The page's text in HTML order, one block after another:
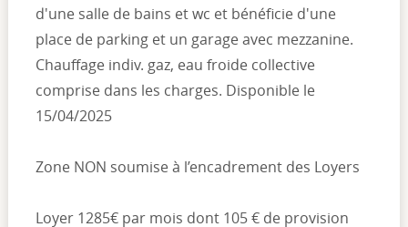
d'une salle de bains et wc et bénéficie d'une
place de parking et un garage avec mezzanine.
Chauffage indiv. gaz, eau froide collective
comprise dans les charges. Disponible le
15/04/2025
Zone NON soumise à l’encadrement des Loyers
Loyer 1285€ par mois dont 105 € de provision